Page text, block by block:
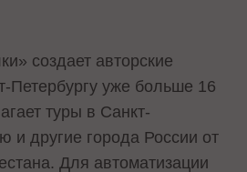
создает авторские
Петербургу уже больше 16
туры в Санкт-
и другие города России от
Для автоматизации